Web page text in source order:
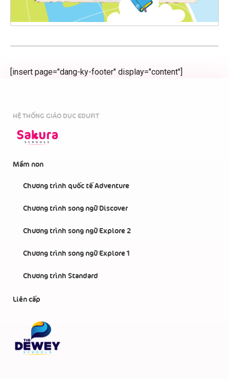
[insert page="dang-ky-footer" display="content"]
HỆ THỐNG GIÁO DỤC EDUFIT
Mầm non
Chương trình quốc tế Adventure
Chương trình song ngữ Discover
Chương trình song ngữ Explore 2
Chương trình song ngữ Explore 1
Chương trình Standard
Liên cấp